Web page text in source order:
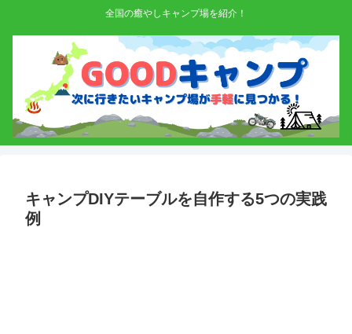
全国の癒やしキャンプ場を紹介！
キャンプDIYテーブルを自作する5つの実践
例